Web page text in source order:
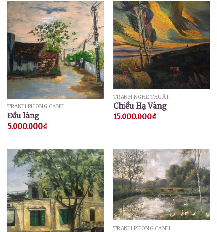
TRANH PHONG CẢNH
Đầu làng
5.000.000₫
TRANH NGHỆ THUẬT
Chiều Hạ Vàng
15.000.000₫
TRANH PHONG CẢNH